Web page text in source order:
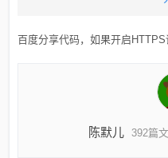
百度分享代码，如果开启
陈默儿 392篇